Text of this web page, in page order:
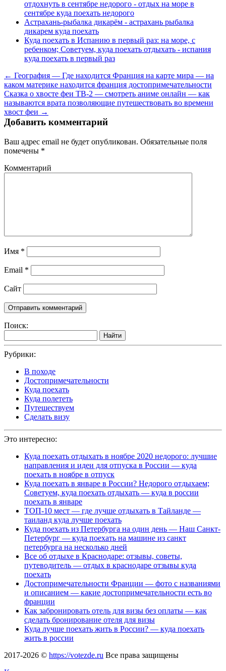
отдохнуть в сентябре недорого - отдых на море в
сентябре куда поехать недорого
Астрахань-рыбалка дикарём - астрахань рыбалка
дикарем куда поехать
Куда поехать в Испанию в первый раз: на море, с
ребенком; Советуем, куда поехать отдыхать - испания
куда поехать в первый раз
← География — Где находится Франция на карте мира — на
каком материке находится франция достопримечательности
Сказка о хвосте феи ТВ-2 — смотреть аниме онлайн — как
называются врата позволяющие путешествовать во времени
хвост феи →
Добавить комментарий
Ваш адрес email не будет опубликован. Обязательные поля
помечены *
Комментарий
Имя *
Email *
Сайт
Поиск:
Найти
Рубрики:
В походе
Достопримечательности
Куда поехать
Куда полететь
Путешествуем
Сделать визу
Это интересно:
Куда поехать отдыхать в ноябре 2020 недорого: лучшие
направления и идеи для отпуска в России — куда
поехать в ноябре в отпуск
Куда поехать в январе в России? Недорого отдыхаем;
Советуем, куда поехать отдыхать — куда в россии
поехать в январе
ТОП-10 мест — где лучше отдыхать в Тайланде —
таиланд куда лучше поехать
Куда поехать из Петербурга на один день — Наш Санкт-
Петербург — куда поехать на машине из санкт
петербурга на несколько дней
Все об отдыхе в Краснодаре: отзывы, советы,
путеводитель — отдых в краснодаре отзывы куда
поехать
Достопримечательности Франции — фото с названиями
и описанием — какие достопримечательности есть во
франции
Как забронировать отель для визы без оплаты — как
сделать бронирование отеля для визы
Куда лучше поехать жить в России? — куда поехать
жить в россии
2017-2026 © https://votezde.ru Все права защищены